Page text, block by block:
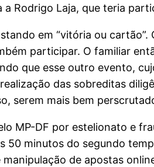
a Rodrigo Laja, que teria
em “vitória ou
participar. O familiar
que esse outro evento,
das sobreditas
serem mais bem
MP-DF por estelionato e
minutos do segundo
de apostas